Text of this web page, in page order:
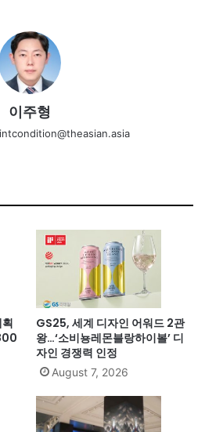
이주형
GS25, 세계 디자인 어워드 2관
왕…‘소비뇽레몬블랑하이볼’ 디
자인 경쟁력 인정
August 7, 2026